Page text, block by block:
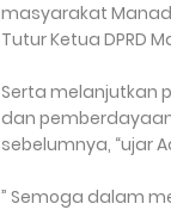
masyarakat
Tutur Ketua DPRD
Serta melanjutkan
dan
sebelumnya, “ujar
” Semoga dalam